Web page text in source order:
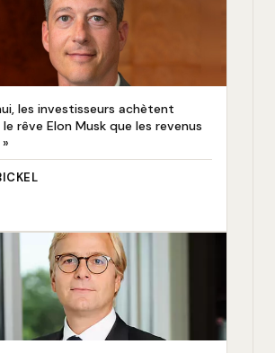
les investisseurs achètent
rêve Elon Musk que les revenus